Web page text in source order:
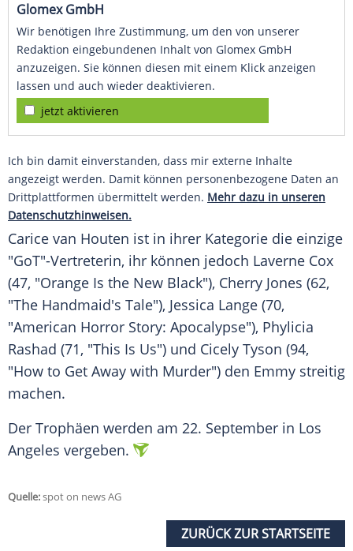
Glomex GmbH
Wir benötigen Ihre Zustimmung, um den von unserer
Redaktion eingebundenen Inhalt von Glomex GmbH
anzuzeigen. Sie können diesen mit einem Klick anzeigen
lassen und auch wieder deaktivieren.
jetzt aktivieren
Ich bin damit einverstanden, dass mir externe Inhalte
angezeigt werden. Damit können personenbezogene Daten an
Drittplattformen übermittelt werden. Mehr dazu in unseren
Datenschutzhinweisen.
Carice van Houten ist in ihrer Kategorie die einzige
"GoT"-Vertreterin, ihr können jedoch Laverne Cox
(47, "Orange Is the New Black"), Cherry Jones (62,
"The Handmaid's Tale"), Jessica Lange (70,
"American Horror Story: Apocalypse"), Phylicia
Rashad (71, "This Is Us") und Cicely Tyson (94,
"How to Get Away with Murder") den Emmy streitig
machen.
Der Trophäen werden am 22. September in Los
Angeles vergeben.
Quelle:spot on news AG
ZURÜCK ZUR STARTSEITE